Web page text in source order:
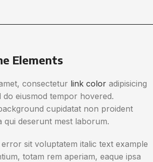
Elements
consectetur link color adipisicing
do eiusmod tempor hovered.
cupidatat non proident
qui deserunt mest laborum.
sit voluptatem italic text example
totam rem aperiam, eaque ipsa